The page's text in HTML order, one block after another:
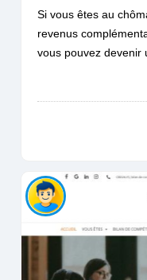
Si vous êtes au
revenus
vous pouvez devenir